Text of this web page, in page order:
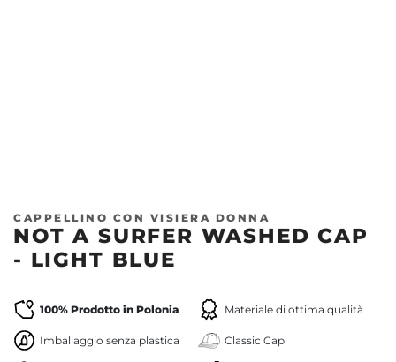
CAPPELLINO CON VISIERA DONNA
NOT A SURFER WASHED CAP
- LIGHT BLUE
100% Prodotto in Polonia Materiale di ottima qualità
Imballaggio senza plastica Classic Cap